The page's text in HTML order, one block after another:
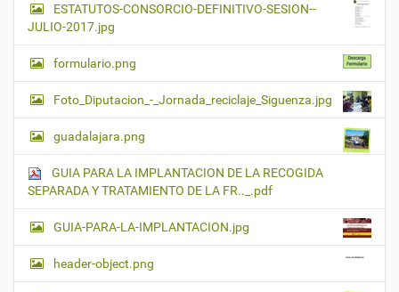
ESTATUTOS-CONSORCIO-DEFINITIVO-SESION--
JULIO-2017.jpg
formulario.png
Foto_Diputacion_-_Jornada_reciclaje_Siguenza.jpg
guadalajara.png
GUIA PARA LA IMPLANTACION DE LA RECOGIDA
SEPARADA Y TRATAMIENTO DE LA FR.._.pdf
GUIA-PARA-LA-IMPLANTACION.jpg
header-object.png